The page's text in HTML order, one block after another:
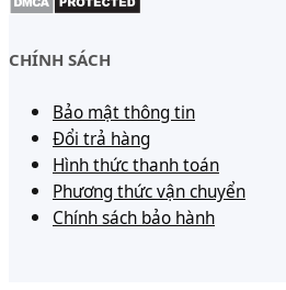
CHÍNH SÁCH
Bảo mật thông tin
Đổi trả hàng
Hình thức thanh toán
Phương thức vận chuyển
Chính sách bảo hành